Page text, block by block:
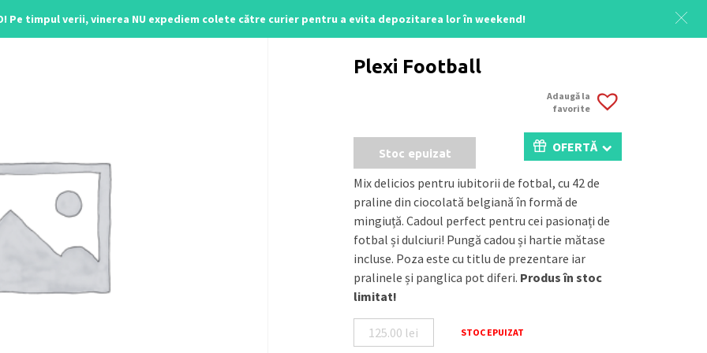
Pe timpul verii, vinerea NU expediem colete către curier pentru a evita depozitarea lor în weekend!
Plexi Football
Adaugă la
favorite
Stoc epuizat OFERTĂ
Mix delicios pentru iubitorii de fotbal, cu 42 de
praline din ciocolată belgiană în formă de
mingiuță. Cadoul perfect pentru cei pasionați de
fotbal și dulciuri! Pungă cadou și hartie mătase
incluse. Poza este cu titlu de prezentare iar
pralinele și panglica pot diferi. Produs în stoc
limitat!
125.00 lei STOC EPUIZAT